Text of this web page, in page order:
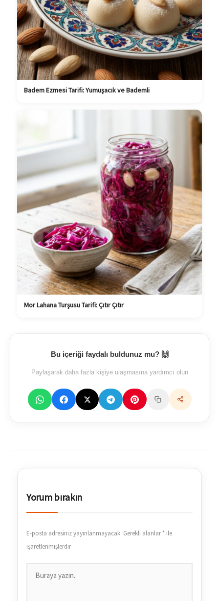
Badem Ezmesi Tarifi: Yumuşacık ve Bademli
Mor Lahana Turşusu Tarifi: Çıtır Çıtır
Bu içeriği faydalı buldunuz mu? 🙌
Paylaşarak daha fazla kişiye ulaşmasına yardımcı olun
Yorum bırakın
E-posta adresiniz yayınlanmayacak. Gerekli alanlar* ile
işaretlenmişlerdir